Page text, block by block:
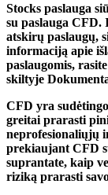
Stocks paslauga
su paslauga CFD.
atskirų paslaugų,
informaciją apie
paslaugomis,
skiltyje
CFD yra
greitai prarasti
neprofesionaliųjų
prekiaujant CFD
suprantate, kaip
riziką prarasti